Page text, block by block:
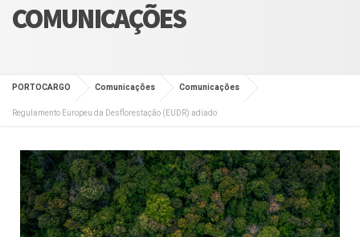
COMUNICAÇÕES
PORTOCARGO Comunicações Comunicações
Regulamento Europeu da Desflorestação (EUDR) adiado